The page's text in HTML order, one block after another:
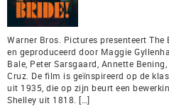
Warner Bros. Pictures presenteert The
en geproduceerd door Maggie
Bale, Peter Sarsgaard, Annette
Cruz. De film is geïnspireerd op de
uit 1935, die op zijn beurt een
Shelley uit 1818. […]